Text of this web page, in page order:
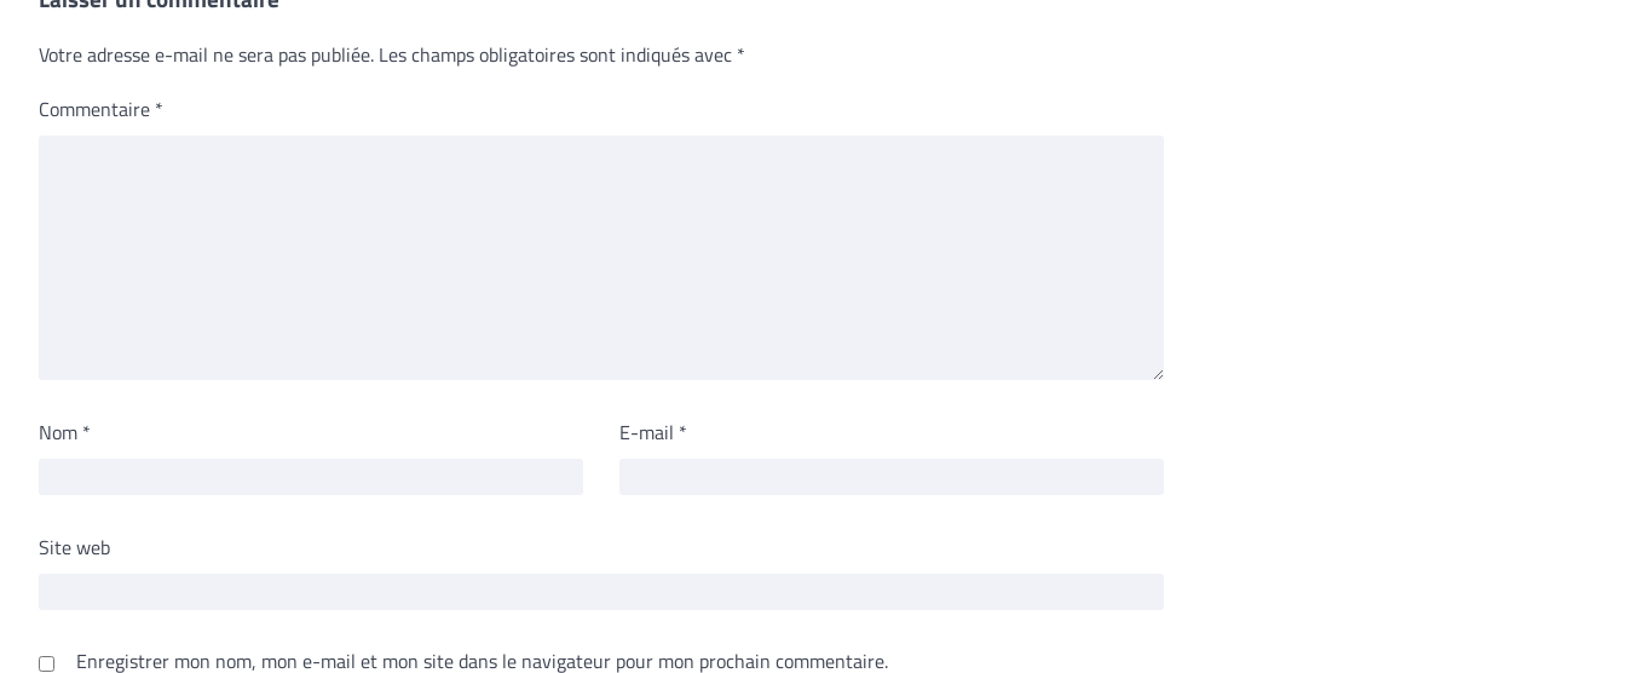
Votre adresse e-mail ne sera pas publiée. Les champs obligatoires sont indiqués avec *
Commentaire *
Nom * E-mail *
Site web
Enregistrer mon nom, mon e-mail et mon site dans le navigateur pour mon prochain commentaire.